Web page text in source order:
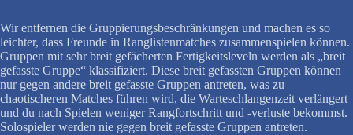
Wir entfernen die Gruppierungsbeschränkungen und machen es so
leichter, dass Freunde in Ranglistenmatches zusammenspielen können.
Gruppen mit sehr breit gefächerten Fertigkeitsleveln werden als „breit
gefasste Gruppe“ klassifiziert. Diese breit gefassten Gruppen können
nur gegen andere breit gefasste Gruppen antreten, was zu
chaotischeren Matches führen wird, die Warteschlangenzeit verlängert
und du nach Spielen weniger Rangfortschritt und -verluste bekommst.
Solospieler werden nie gegen breit gefasste Gruppen antreten.